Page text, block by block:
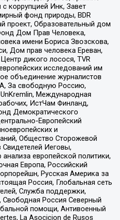
коррупцией Инк, Завет
фонд природы, BDR
проект, Образовательный дом
Дом Прав Человека,
имени Бориса Звозскова,
Дом прав человека Ереван,
дикого лосося, TVR
исследований им
объединение журналистов
За свободную Россию,
Международная
ИстЧам Финланд,
Демократического
Европейский
и
Общество Сторожевой
Свидетелей Иеговы,
европейской политики,
Европа, Российский
Русская Америка за
Россия, Глобальная сеть
Служба поддержки,
Россия Северный
помощи, Антивоенный
La Asocicion de Rusos